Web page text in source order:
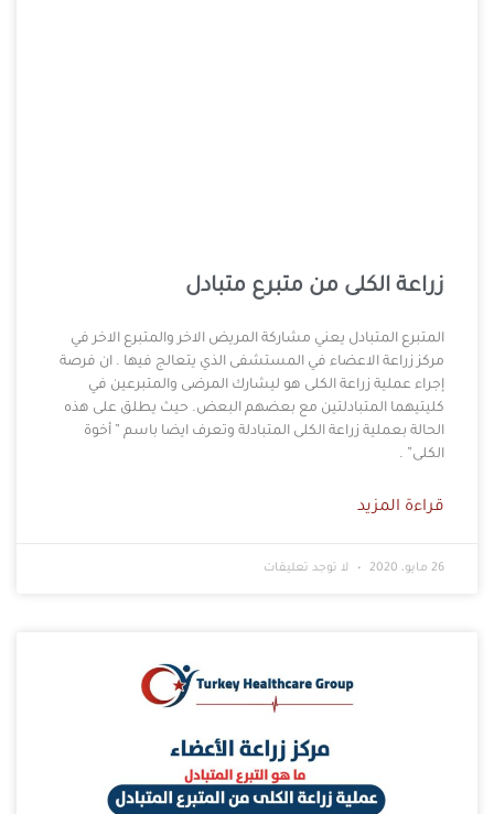
زراعة الكلى من متبرع متبادل
المتبرع المتبادل يعني مشاركة المريض الاخر والمتبرع الاخر في
مركز زراعة الاعضاء في المستشفى الذي يتعالج فيها . ان فرصة
إجراء عملية زراعة الكلى هو ليشارك المرضى والمتبرعين في
كليتيهما المتبادلتين مع بعضهم البعض. حيث يطلق على هذه
الحالة بعملية زراعة الكلى المتبادلة وتعرف ايضا باسم ” أخوة
الكلى” .
قراءة المزيد
26 مايو، 2020 لا توجد تعليقات